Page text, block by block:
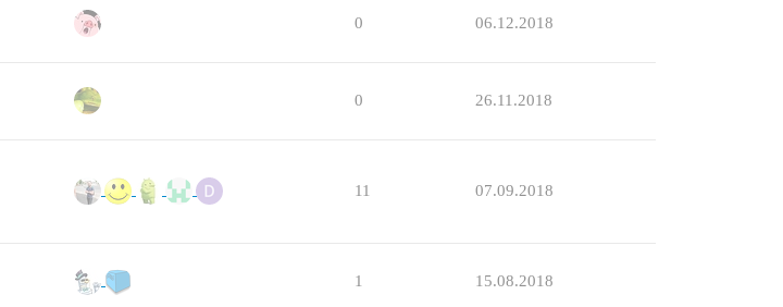
0 06.12.2018
0 26.11.2018
11 07.09.2018
1 15.08.2018